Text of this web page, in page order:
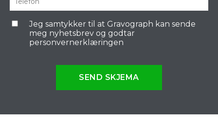
Jeg samtykker til at Gravograph kan sende
meg nyhetsbrev og godtar
personvernerklæringen
SEND SKJEMA